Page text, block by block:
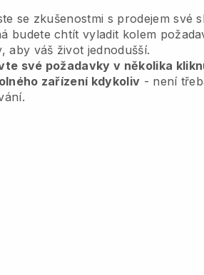
se zkušenostmi s prodejem své
budete chtít vyladit kolem
aby váš život jednodušší.
své požadavky v několika
zařízení kdykoliv - není